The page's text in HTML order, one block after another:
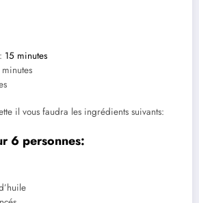
15 minutes
il vous faudra les ingrédients suivants:
6 personnes: